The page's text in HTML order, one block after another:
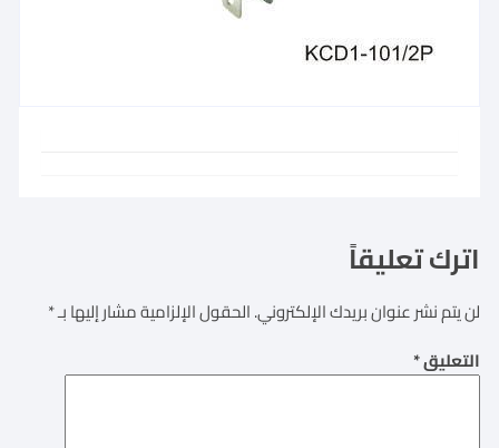
اترك تعليقاً
لن يتم نشر عنوان بريدك الإلكتروني.الحقول الإلزامية مشار إليها بـ*
التعليق*